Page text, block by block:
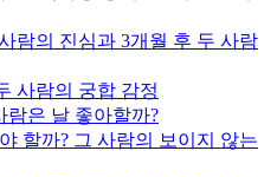
람의 진심과 3개월 후 두 사람
사람의 궁합 감정
람은 날 좋아할까?
할까? 그 사람의 보이지 않는